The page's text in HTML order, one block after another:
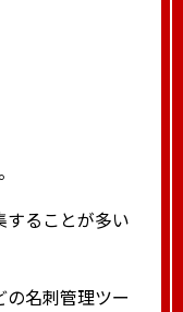
ることが多い
の名刺管理ツー